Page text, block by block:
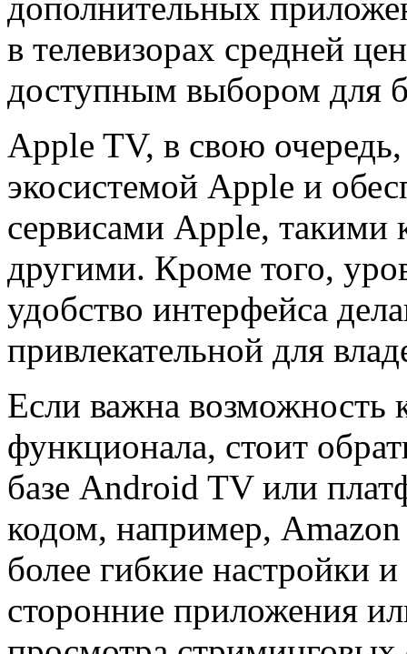
в телевизорах средней
доступным выбором для
Apple TV, в свою
экосистемой Apple и
сервисами Apple,
другими. Кроме того,
удобство интерфейса
привлекательной для
Если важна возможность
функционала, стоит
базе Android TV или
кодом, например,
более гибкие настройки
сторонние приложения